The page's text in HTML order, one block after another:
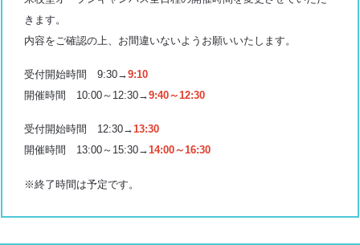
きます。
内容をご確認の上、お間違いないようお願いいたします。
受付開始時間 9:30→9:10
開催時間 10:00～12:30→9:40～12:30
受付開始時間 12:30→13:30
開催時間 13:00～15:30→14:00～16:30
※終了時間は予定です。